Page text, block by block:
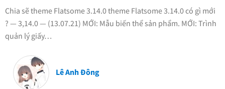
Chia sẽ theme Flatsome 3.14.0 theme Flatsome 3.14.0 có gì mới
? — 3,14.0 — (13.07.21) MỚI: Mẫu biến thể sản phẩm. MỚI: Trình
quản lý giấy…
Lê Anh Đông